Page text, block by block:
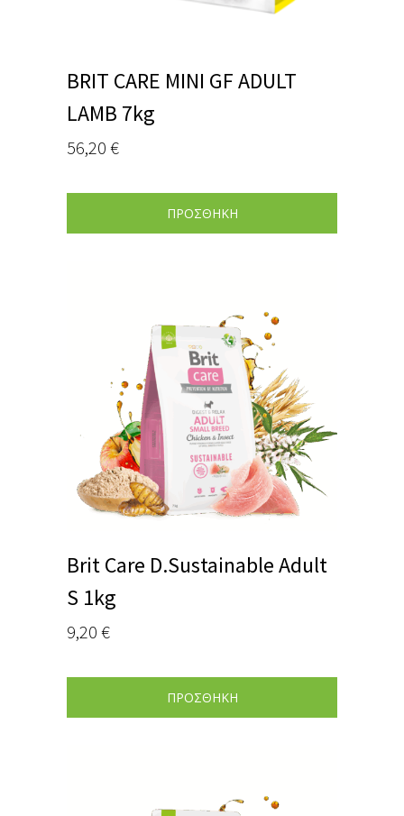
BRIT CARE MINI GF ADULT
LAMB 7kg
56,20 €
ΠΡΟΣΘΗΚΗ
Brit Care D.Sustainable Adult
S 1kg
9,20 €
ΠΡΟΣΘΗΚΗ